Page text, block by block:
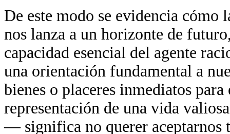
De este modo se evidencia cómo
nos lanza a un horizonte de
capacidad esencial del agente
una orientación fundamental a
bienes o placeres inmediatos
representación de una vida
— significa no querer aceptarnos